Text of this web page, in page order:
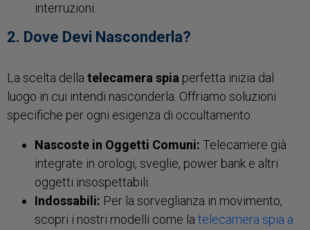
interruzioni.
2. Dove Devi Nasconderla?
La scelta della telecamera spia perfetta inizia dal
luogo in cui intendi nasconderla. Offriamo soluzioni
specifiche per ogni esigenza di occultamento:
Nascoste in Oggetti Comuni: Telecamere già
integrate in orologi, sveglie, power bank e altri
oggetti insospettabili.
Indossabili: Per la sorveglianza in movimento,
scopri i nostri modelli come la telecamera spia a